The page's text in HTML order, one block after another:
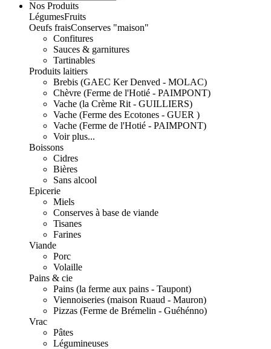
Nos Produits
LégumesFruits
Oeufs fraisConserves "maison"
Confitures
Sauces & garnitures
Tartinables
Produits laitiers
Brebis (GAEC Ker Denved - MOLAC)
Chèvre (Ferme de l'Hotié - PAIMPONT)
Vache (la Crème Rit - GUILLIERS)
Vache (Ferme des Ecotones - GUER )
Vache (Ferme de l'Hotié - PAIMPONT)
Voir plus...
Boissons
Cidres
Bières
Sans alcool
Epicerie
Miels
Conserves à base de viande
Tisanes
Farines
Viande
Porc
Volaille
Pains & cie
Pains (la ferme aux pains - Taupont)
Viennoiseries (maison Ruaud - Mauron)
Pizzas (Ferme de Brémelin - Guéhénno)
Vrac
Pâtes
Légumineuses